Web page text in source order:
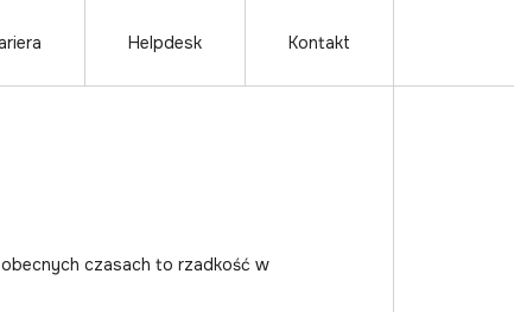
Helpdesk Kontakt
czasach to rzadkość w